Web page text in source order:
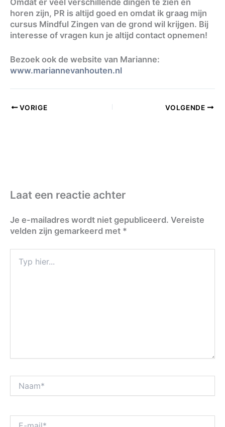
Omdat er veel verschillende dingen te zien en
horen zijn, PR is altijd goed en omdat ik graag mijn
cursus Mindful Zingen van de grond wil krijgen. Bij
interesse of vragen kun je altijd contact opnemen!
Bezoek ook de website van Marianne:
www.mariannevanhouten.nl
VORIGE VOLGENDE
Laat een reactie achter
Je e-mailadres wordt niet gepubliceerd. Vereiste
velden zijn gemarkeerd met *
hier...